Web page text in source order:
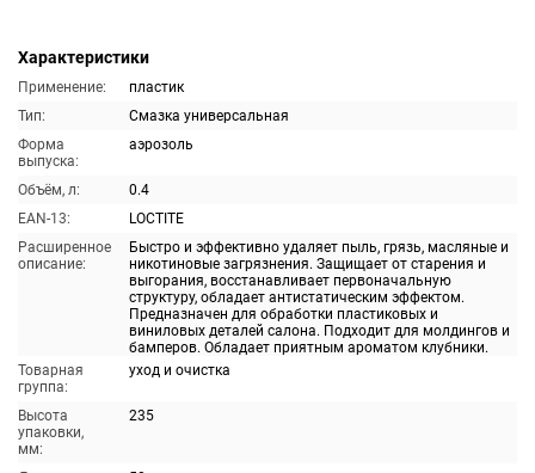
Характеристики
Применение:
пластик
Тип:
Смазка универсальная
Форма
выпуска:
аэрозоль
Объём, л:
0.4
EAN-13:
LOCTITE
Расширенное
описание:
Быстро и эффективно удаляет пыль, грязь, масляные и
никотиновые загрязнения. Защищает от старения и
выгорания, восстанавливает первоначальную
структуру, обладает антистатическим эффектом.
Предназначен для обработки пластиковых и
виниловых деталей салона. Подходит для молдингов и
бамперов. Обладает приятным ароматом клубники.
Товарная
группа:
уход и очистка
Высота
упаковки,
мм:
235